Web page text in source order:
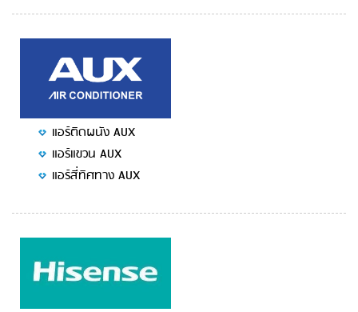
แอร์ติดผนัง AUX
แอร์แขวน AUX
แอร์สี่ทิศทาง AUX